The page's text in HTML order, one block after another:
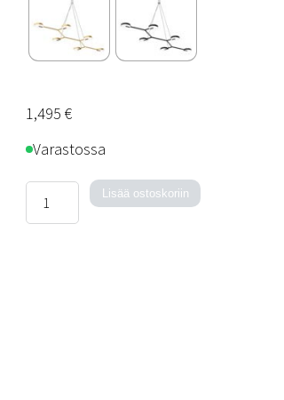
1,495€
Varastossa
6
Lisää ostoskoriin